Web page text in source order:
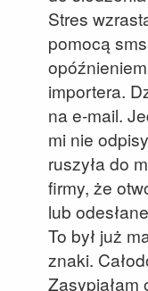
Stres
pomocą
importera.
na e-mail.
mi nie
ruszyła do
firmy, że
lub
To był już
znaki.
Zasypiałam